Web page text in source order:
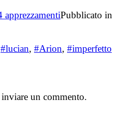
apprezzamentiPubblicato in
#lucian, #Arion, #imperfetto
un commento.